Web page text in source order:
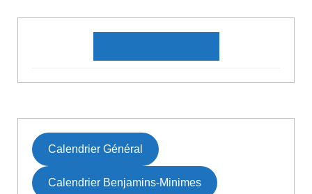
Calendrier Général
Calendrier Benjamins-Minimes